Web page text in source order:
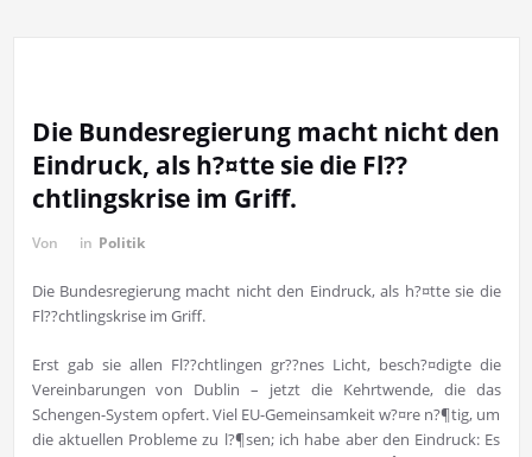
Die Bundesregierung macht nicht den
Eindruck, als h?¤tte sie die Fl??
chtlingskrise im Griff.
Von in Politik
Die Bundesregierung macht nicht den Eindruck, als h?¤tte sie die
Fl??chtlingskrise im Griff.
Erst gab sie allen Fl??chtlingen gr??nes Licht, besch?¤digte die
Vereinbarungen von Dublin – jetzt die Kehrtwende, die das
Schengen-System opfert. Viel EU-Gemeinsamkeit w?¤re n?¶tig, um
die aktuellen Probleme zu l?¶sen; ich habe aber den Eindruck: Es